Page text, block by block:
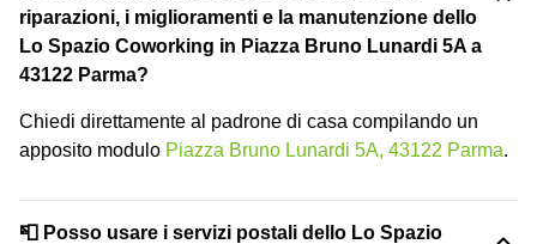
riparazioni, i miglioramenti e la manutenzione dello
Lo Spazio Coworking in Piazza Bruno Lunardi 5A a
43122 Parma?
Chiedi direttamente al padrone di casa compilando un
apposito modulo Piazza Bruno Lunardi 5A, 43122 Parma.
📮 Posso usare i servizi postali dello Lo Spazio